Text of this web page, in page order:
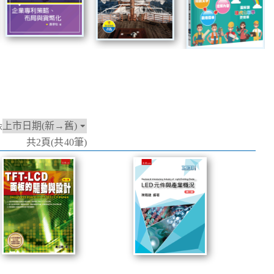
共2頁(共40筆)